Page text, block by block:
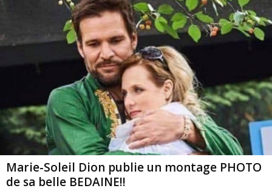
Marie-Soleil Dion publie un montage PHOTO
de sa belle BEDAINE!!